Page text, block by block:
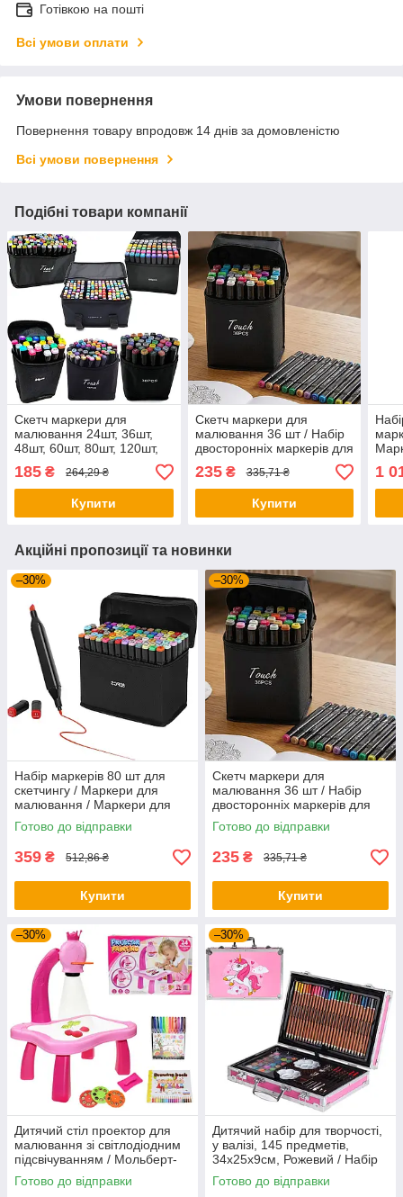
Готівкою на пошті
Всі умови оплати
Умови повернення
Повернення товару впродовж 14 днів за домовленістю
Всі умови повернення
Подібні товари компанії
Скетч маркери для
малювання 24шт, 36шт,
48шт, 60шт, 80шт, 120шт,
262 шт / Набір маркерів
для малювання
185 ₴ 264,29 ₴
Купити
Скетч маркери для
малювання 36 шт / Набір
двосторонніх маркерів для
малювання
235₴ 335,71 ₴
Купити
1
Акційні пропозиції та новинки
–30%
Набір маркерів 80 шт для
скетчингу / Маркери для
малювання / Маркери для
скетчингу
Готово до відправки
359 ₴ 512,86 ₴
Купити
–30%
Скетч маркери для
малювання 36 шт / Набір
двосторонніх маркерів для
малювання
Готово до відправки
235 ₴ 335,71 ₴
Купити
–30%
Дитячий стіл проектор для
малювання зі світлодіодним
підсвічуванням / Мольберт-
проектор
Готово до відправки
–30%
Дитячий набір для творчості,
у валізі, 145 предметів,
34х25х9см, Рожевий / Набір
для малювання / Дитячий арт
набір для малювання
Готово до відправки